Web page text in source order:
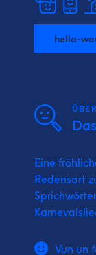
hello-
ÜBER
Eine
Redensart
Vun un